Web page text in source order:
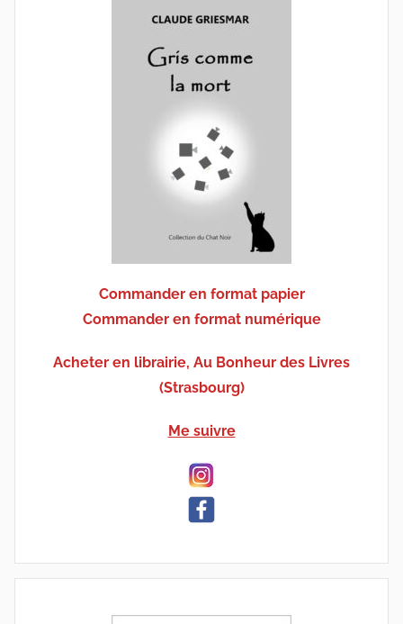
Commander en format papier
Commander en format numérique
Acheter en librairie, Au Bonheur des Livres
(Strasbourg)
Me suivre